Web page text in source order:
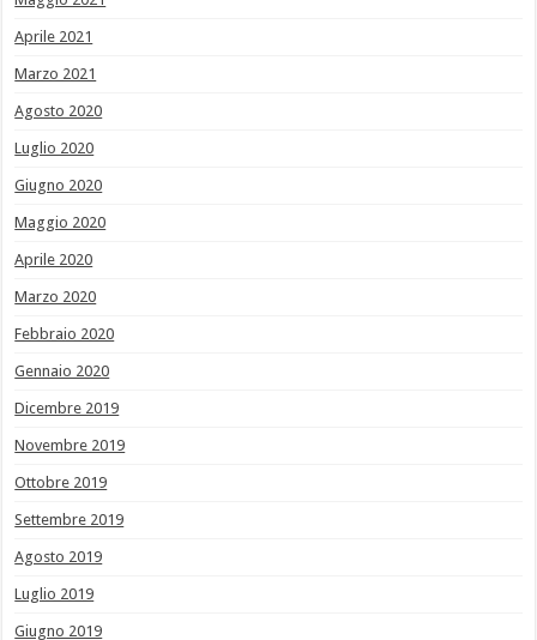
Aprile 2021
Marzo 2021
Agosto 2020
Luglio 2020
Giugno 2020
Maggio 2020
Aprile 2020
Marzo 2020
Febbraio 2020
Gennaio 2020
Dicembre 2019
Novembre 2019
Ottobre 2019
Settembre 2019
Agosto 2019
Luglio 2019
Giugno 2019